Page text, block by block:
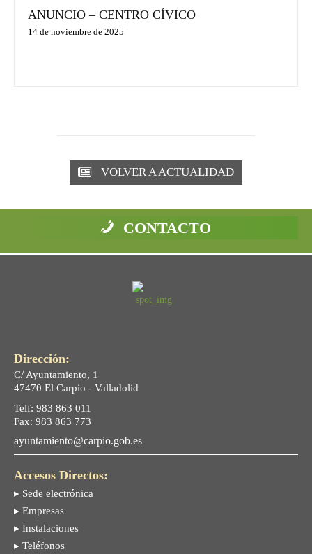
ANUNCIO – CENTRO CÍVICO
14 de noviembre de 2025
VOLVER A ACTUALIDAD
CONTACTO
Dirección:
C/ Ayuntamiento, 1
47470 El Carpio - Valladolid
Telf: 983 863 011
Fax: 983 863 773
ayuntamiento@carpio.gob.es
Accesos Directos:
▸ Sede electrónica
▸ Empresas
▸ Instalaciones
▸ Teléfonos